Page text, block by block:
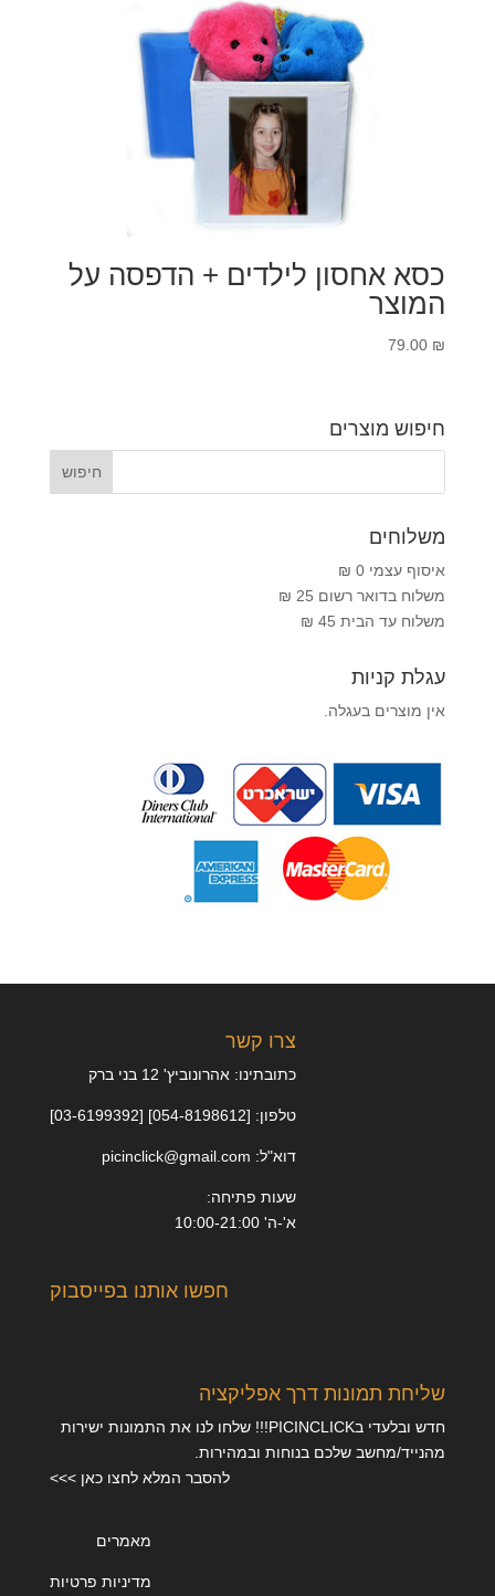
כסא אחסון לילדים + הדפסה על
המוצר
79.00 ₪
חיפוש מוצרים
משלוחים
איסוף עצמי 0 ₪
משלוח בדואר רשום 25 ₪
משלוח עד הבית 45 ₪
עגלת קניות
אין מוצרים בעגלה.
צרו קשר
כתובתינו: אהרונוביץ' 12 בני ברק
טלפון: [054-8198612] [03-6199392]
דוא"ל: picinclick@gmail.com
שעות פתיחה:
א'-ה' 10:00-21:00
חפשו אותנו בפייסבוק
שליחת תמונות דרך אפליקציה
חדש ובלעדי בPICINCLICK!!! שלחו לנו את התמונות ישירות
מהנייד/מחשב שלכם בנוחות ובמהירות.
להסבר המלא לחצו כאן >>>
מאמרים
מדיניות פרטיות